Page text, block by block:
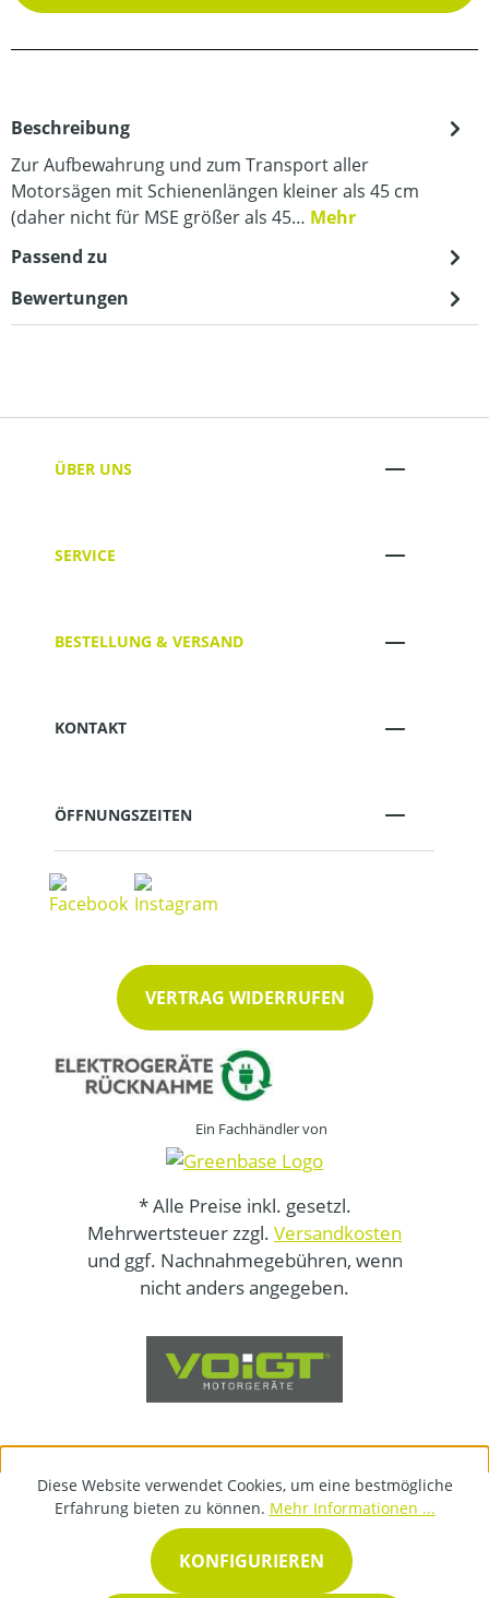
Beschreibung
Zur Aufbewahrung und zum Transport aller
Motorsägen mit Schienenlängen kleiner als 45 cm
(daher nicht für MSE größer als 45… Mehr
Passend zu
Bewertungen
ÜBER UNS
SERVICE
BESTELLUNG & VERSAND
KONTAKT
ÖFFNUNGSZEITEN
VERTRAG WIDERRUFEN
Ein Fachhändler von
* Alle Preise inkl. gesetzl.
Mehrwertsteuer zzgl. Versandkosten
und ggf. Nachnahmegebühren, wenn
nicht anders angegeben.
Diese Website verwendet Cookies, um eine bestmögliche
Erfahrung bieten zu können. Mehr Informationen ...
KONFIGURIEREN